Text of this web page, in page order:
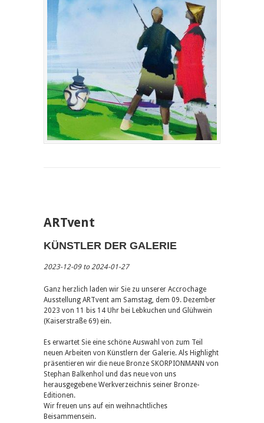
ARTvent
KÜNSTLER DER GALERIE
2023-12-09 to 2024-01-27
Ganz herzlich laden wir Sie zu unserer Accrochage
Ausstellung ARTvent am Samstag, dem 09. Dezember
2023 von 11 bis 14 Uhr bei Lebkuchen und Glühwein
(Kaiserstraße 69) ein.
Es erwartet Sie eine schöne Auswahl von zum Teil
neuen Arbeiten von Künstlern der Galerie. Als Highlight
präsentieren wir die neue Bronze SKORPIONMANN von
Stephan Balkenhol und das neue von uns
herausgegebene Werkverzeichnis seiner Bronze-
Editionen.
Wir freuen uns auf ein weihnachtliches
Beisammensein.